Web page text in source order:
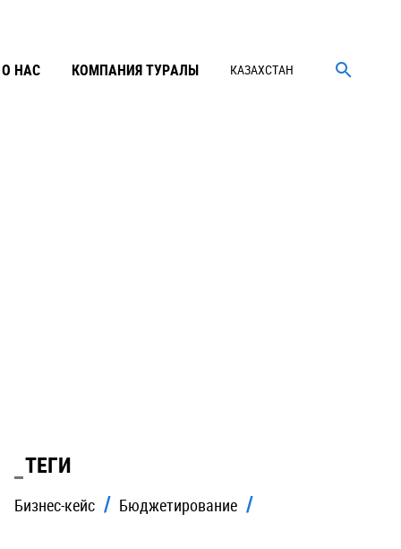
КАЗАХСТАН
О НАС КОМПАНИЯ ТУРАЛЫ
ТЕГИ
Бизнес-кейс Бюджетирование